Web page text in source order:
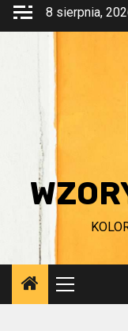
Przejdź
8 sierpnia,
Menu
główne